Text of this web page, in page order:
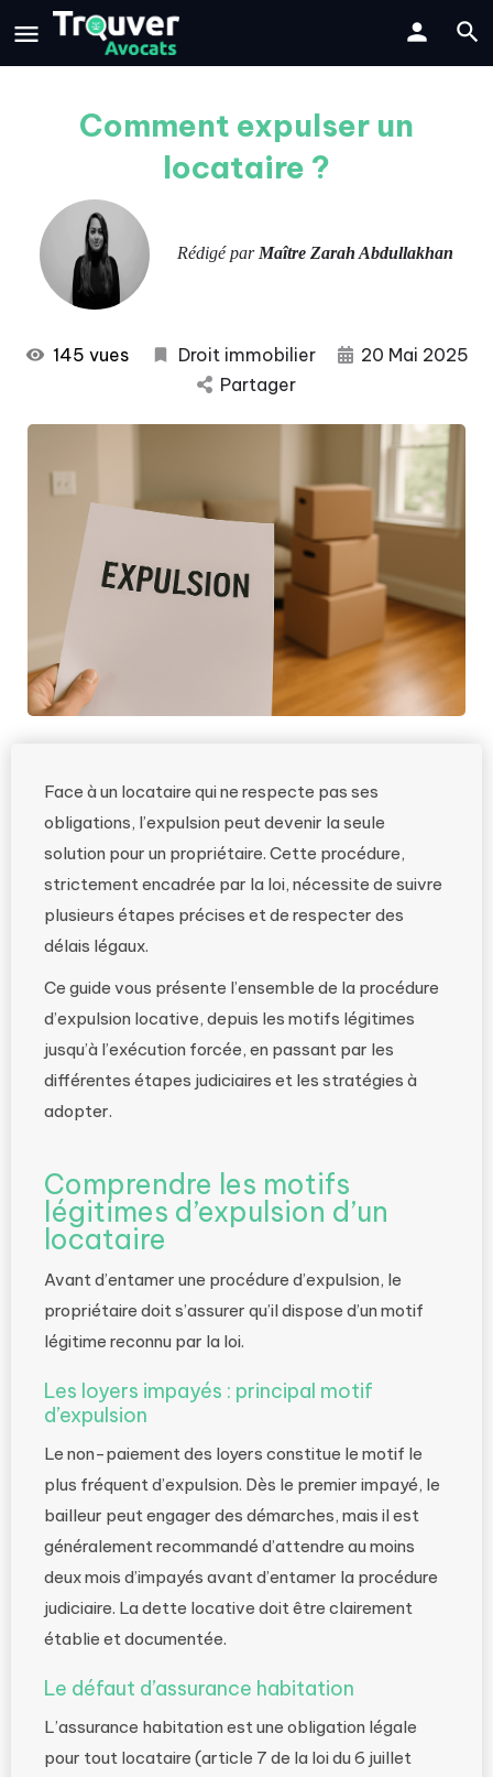
Comment expulser un
locataire ?
Rédigé par Maître Zarah Abdullakhan
145 vues Droit immobilier
20 Mai 2025
Partager
Face à un locataire qui ne respecte pas ses
obligations, l’expulsion peut devenir la seule
solution pour un propriétaire. Cette procédure,
strictement encadrée par la loi, nécessite de suivre
plusieurs étapes précises et de respecter des
délais légaux.
Ce guide vous présente l’ensemble de la procédure
d’expulsion locative, depuis les motifs légitimes
jusqu’à l’exécution forcée, en passant par les
différentes étapes judiciaires et les stratégies à
adopter.
Comprendre les motifs
légitimes d’expulsion d’un
locataire
Avant d’entamer une procédure d’expulsion, le
propriétaire doit s’assurer qu’il dispose d’un motif
légitime reconnu par la loi.
Les loyers impayés : principal motif
d’expulsion
Le non-paiement des loyers constitue le motif le
plus fréquent d’expulsion. Dès le premier impayé, le
bailleur peut engager des démarches, mais il est
généralement recommandé d’attendre au moins
deux mois d’impayés avant d’entamer la procédure
judiciaire. La dette locative doit être clairement
établie et documentée.
Le défaut d’assurance habitation
L’assurance habitation est une obligation légale
pour tout locataire (article 7 de la loi du 6 juillet